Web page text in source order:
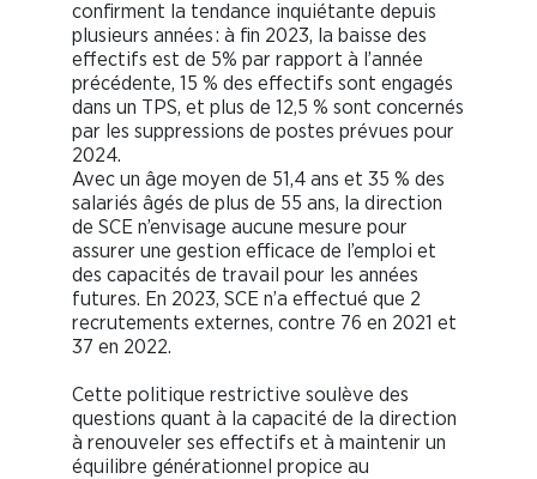
confirment la tendance inquiétante depuis
plusieurs années : à fin 2023, la baisse des
effectifs est de 5% par rapport à l’année
précédente, 15 % des effectifs sont engagés
dans un TPS, et plus de 12,5 % sont concernés
par les suppressions de postes prévues pour
2024.
Avec un âge moyen de 51,4 ans et 35 % des
salariés âgés de plus de 55 ans, la direction
de SCE n’envisage aucune mesure pour
assurer une gestion efficace de l’emploi et
des capacités de travail pour les années
futures. En 2023, SCE n’a effectué que 2
recrutements externes, contre 76 en 2021 et
37 en 2022.
Cette politique restrictive soulève des
questions quant à la capacité de la direction
à renouveler ses effectifs et à maintenir un
équilibre générationnel propice au